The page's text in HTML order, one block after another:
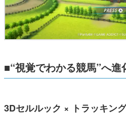
■“視覚でわかる競馬”へ進
3Dセルルック × トラッキン